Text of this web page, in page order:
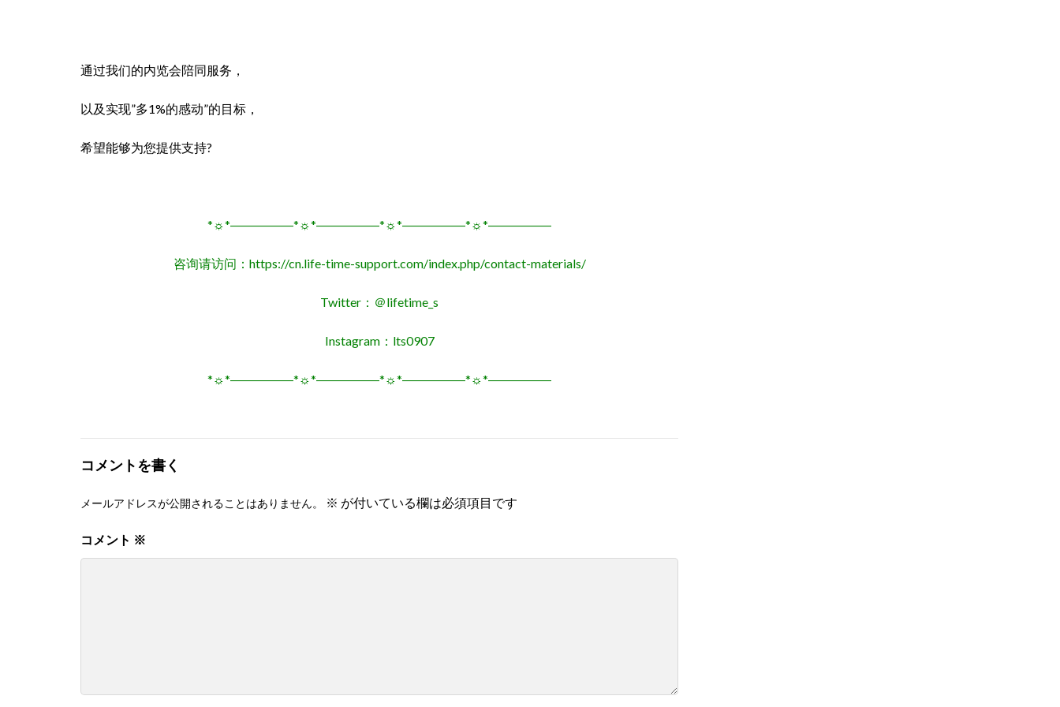
通过我们的内览会陪同服务，
以及实现”多1%的感动”的目标，
希望能够为您提供支持?
*☼*―――――*☼*―――――*☼*―――――*☼*―――――
咨询请访问： https://cn.life-time-support.com/index.php/contact-materials/
Twitter：＠lifetime_s
Instagram：lts0907
*☼*―――――*☼*―――――*☼*―――――*☼*―――――
コメントを書く
メールアドレスが公開されることはありません。 ※ が付いている欄は必須項目です
コメント ※